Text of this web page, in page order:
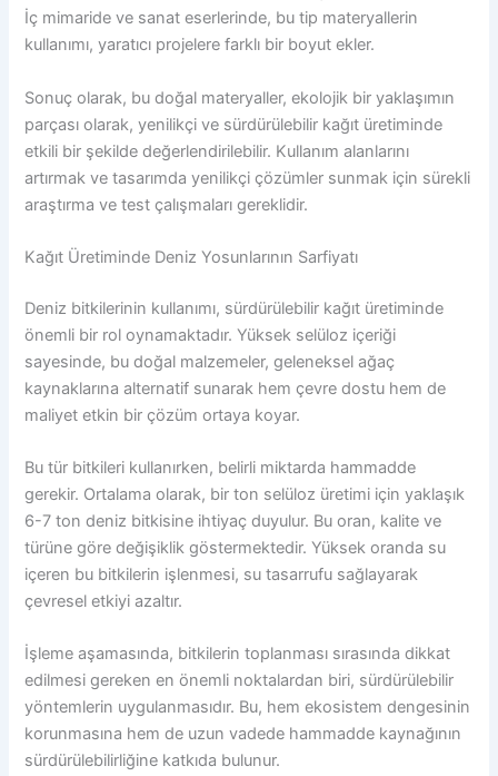
İç mimaride ve sanat eserlerinde, bu tip materyallerin
kullanımı, yaratıcı projelere farklı bir boyut ekler.
Sonuç olarak, bu doğal materyaller, ekolojik bir yaklaşımın
parçası olarak, yenilikçi ve sürdürülebilir kağıt üretiminde
etkili bir şekilde değerlendirilebilir. Kullanım alanlarını
artırmak ve tasarımda yenilikçi çözümler sunmak için sürekli
araştırma ve test çalışmaları gereklidir.
Kağıt Üretiminde Deniz Yosunlarının Sarfiyatı
Deniz bitkilerinin kullanımı, sürdürülebilir kağıt üretiminde
önemli bir rol oynamaktadır. Yüksek selüloz içeriği
sayesinde, bu doğal malzemeler, geleneksel ağaç
kaynaklarına alternatif sunarak hem çevre dostu hem de
maliyet etkin bir çözüm ortaya koyar.
Bu tür bitkileri kullanırken, belirli miktarda hammadde
gerekir. Ortalama olarak, bir ton selüloz üretimi için yaklaşık
6-7 ton deniz bitkisine ihtiyaç duyulur. Bu oran, kalite ve
türüne göre değişiklik göstermektedir. Yüksek oranda su
içeren bu bitkilerin işlenmesi, su tasarrufu sağlayarak
çevresel etkiyi azaltır.
İşleme aşamasında, bitkilerin toplanması sırasında dikkat
edilmesi gereken en önemli noktalardan biri, sürdürülebilir
yöntemlerin uygulanmasıdır. Bu, hem ekosistem dengesinin
korunmasına hem de uzun vadede hammadde kaynağının
sürdürülebilirliğine katkıda bulunur.